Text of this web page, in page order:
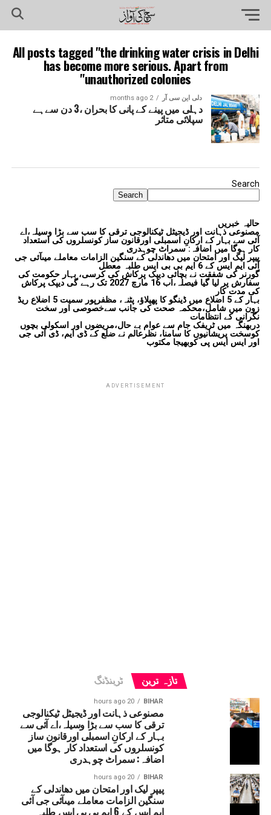
All posts tagged "the drinking water crisis in Delhi
has become more serious. Apart from
unauthorized colonies"
دلی این سی آر 2 months ago
دہلی میں پینے کے پانی کا بحران ،3 دن سےہے
سپلائی متاثر
Search
Search
حالیہ خبریں
مصنوعی ذہانت اور ڈیجیٹل ٹیکنالوجی ترقی کا سب سے بڑا وسیلہ،اے
آئی سے بہار کے ارکانِ اسمبلی اورقانون ساز کونسلروں کی استعداد
کار ہوگا میں اضافہ: سمراٹ چوہدری
پیپر لیک اور امتحان میں دھاندلی کے سنگین الزامات معاملے میںآئی جی
آئی ایم ایس کے 6 ایم بی بی ایس طلبہ معطل
گورنر کی شفقت نے بچائی دیپک پرکاش کی کرسی، بہار حکومت کی
سفارش پر لیا گیا فیصلہ،اب 16 مارچ 2027 تک رہے گی دیپک پرکاش
کی مدت کار
بہار کے 5 اضلاع میں ڈینگو کا پھیلاؤ، پٹنہ، مظفرپور سمیت 5 اضلاع ریڈ
زون میں شامل،محکمہ صحت کی جانب سےخصوصی اور سخت
نگرانی کے انتظامات
دربھنگہ میں ٹریفک جام سے عوام بے حال،مریضوں اور اسکولی بچوں
کوسخت پریشانیوں کا سامنا، نظرعالم نے ضلع کے ڈی ایم، ڈی آئی جی
اور ایس ایس پی کوبھیجا مکتوب
ADVERTISEMENT
تازہ ترین ٹرینڈنگ
BIHAR
20 hours ago
مصنوعی ذہانت اور ڈیجیٹل ٹیکنالوجی
ترقی کا سب سے بڑا وسیلہ،اے آئی سے
بہار کے ارکانِ اسمبلی اورقانون ساز
کونسلروں کی استعداد کار ہوگا میں
اضافہ: سمراٹ چوہدری
BIHAR
20 hours ago
پیپر لیک اور امتحان میں دھاندلی کے
سنگین الزامات معاملے میںآئی جی آئی
ایم ایس کے 6 ایم بی بی ایس طلبہ